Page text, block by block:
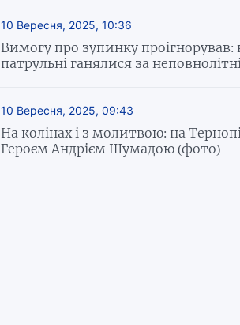
10 Вересня, 2025, 10:36
Вимогу про зупинку проігнорував:
патрульні ганялися за
10 Вересня, 2025, 09:43
На колінах і з молитвою: на
Героєм Андрієм Шумадою (фото)